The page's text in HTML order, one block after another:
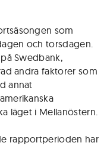
som
och torsdagen.
Swedbank,
andra faktorer som
annat
läget i Mellanöstern.
rapportperioden har